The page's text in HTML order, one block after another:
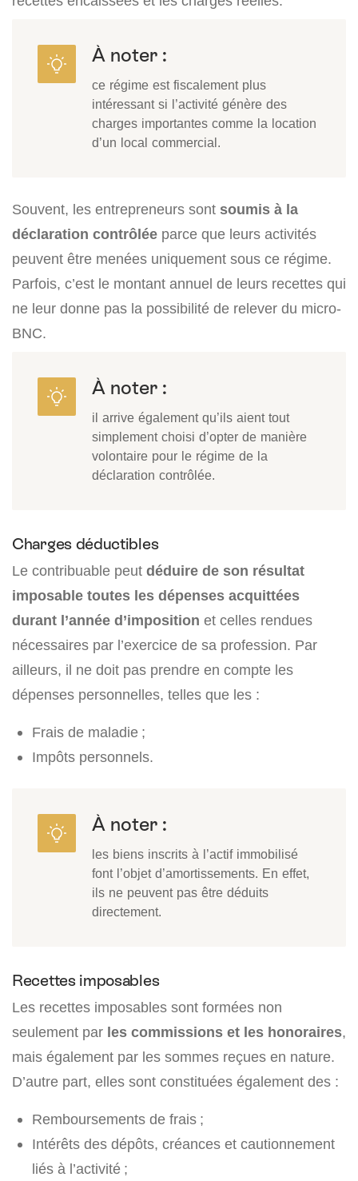
À noter :
ce régime est fiscalement plus
intéressant si l’activité génère des
charges importantes comme la location
d’un local commercial.
Souvent, les entrepreneurs sont soumis à la
déclaration contrôlée parce que leurs activités
peuvent être menées uniquement sous ce régime.
Parfois, c’est le montant annuel de leurs recettes qui
ne leur donne pas la possibilité de relever du micro-
BNC.
À noter :
il arrive également qu’ils aient tout
simplement choisi d’opter de manière
volontaire pour le régime de la
déclaration contrôlée.
Charges déductibles
Le contribuable peut déduire de son résultat
imposable toutes les dépenses acquittées
durant l’année d’imposition et celles rendues
nécessaires par l’exercice de sa profession. Par
ailleurs, il ne doit pas prendre en compte les
dépenses personnelles, telles que les :
Frais de maladie ;
Impôts personnels.
À noter :
les biens inscrits à l’actif immobilisé
font l’objet d’amortissements. En effet,
ils ne peuvent pas être déduits
directement.
Recettes imposables
Les recettes imposables sont formées non
seulement par les commissions et les honoraires,
mais également par les sommes reçues en nature.
D’autre part, elles sont constituées également des :
Remboursements de frais ;
Intérêts des dépôts, créances et cautionnement
liés à l’activité ;